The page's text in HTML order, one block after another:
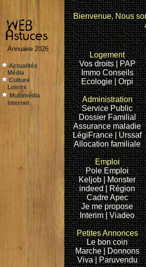
Annuaire 2026
Actualités
Média
Culture
Loisirs
Multimédia
Internet
rachat de credit
photographe
beaux sourires
rachat de credit
café
Bienvenue, Nous
Logement
Vos droits | PAP
Immo Conseils
Ecologie| Orpi
Administration
Service Public
Dossier Familial
Assurance maladie
LégiFrance | Urssaf
Allocation familiale
Emploi
Pole Emploi
Keljob |Monster
indeed | Région
CadreApec
Je me propose
Interim |Viadeo
Petites Annonces
Le bon coin
Marche |Donnons
Viva |Paruvendu